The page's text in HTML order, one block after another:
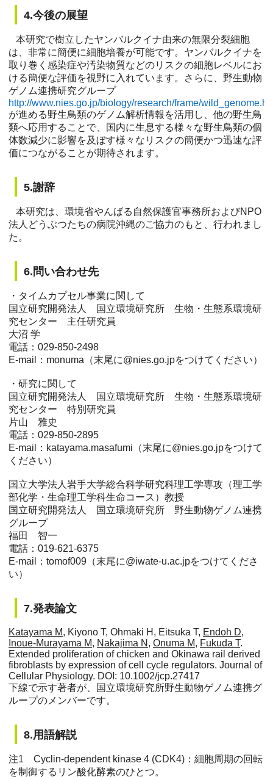
4.今後の展望
本研究で樹立したヤンバルクイナ由来の無限分裂細胞
は、非常に簡便に細胞培養が可能です。ヤンバルクイナを
取り巻く感染症や汚染物質などのリスクの細胞レベルにお
ける簡便な評価を視野に入れています。さらに、野生動物
ゲノム連携研究グループ
http://www.nies.go.jp/biology/research/frame/
が進める野生鳥類のゲノム解析情報を活用し、他の野生鳥
類へ応用することで、国内に生息する様々な野生鳥類の個
体数減少に影響を及ぼす様々なリスクの簡便かつ迅速な評
価につながることが期待されます。
5.謝辞
本研究は、環境省やんばる自然保護官事務所およびNPO
法人どうぶつたちの病院沖縄のご協力のもと、行われまし
た。
6.問い合わせ先
・タイムカプセル事業に関して
国立研究開発法人 国立環境研究所 生物・生態系環境研
究センター 主任研究員
大沼 学
電話：029-850-2498
E-mail：monuma（末尾に@nies.go.jpをつけてください）
・研究に関して
国立研究開発法人 国立環境研究所 生物・生態系環境研
究センター 特別研究員
片山 雅史
電話：029-850-2895
E-mail：katayama.masafumi（末尾に@nies.go.jpをつけて
ください）
国立大学法人岩手大学総合科学研究科理工学専攻（理工学
部化学・生命理工学科生命コース）教授
国立研究開発法人 国立環境研究所 野生動物ゲノム連携
グループ
福田 智一
電話：019-621-6375
E-mail：tomof009（末尾に@iwate-u.ac.jpをつけてくださ
い）
7.発表論文
Katayama M, Kiyono T, Ohmaki H, Eitsuka T, Endoh D,
Inoue-Murayama M, Nakajima N , Onuma M, Fukuda T.
Extended proliferation of chicken and Okinawa rail derived
fibroblasts by expression of cell cycle regulators. Journal of
Cellular Physiology. DOI: 10.1002/jcp.27417
下線で示す著者が、国立環境研究所野生動物ゲノム連携グ
ループのメンバーです。
8.用語解説
注1 Cyclin-dependent kinase 4 (CDK4)：細胞周期の回転
を制御するリン酸化酵素のひとつ。